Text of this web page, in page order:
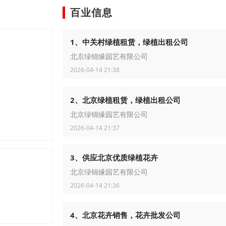
百业信息
1、中关村绿植租赁，绿植出租公司
北京绿锦缘园艺有限公司
2026-04-14 21:38
2、北京绿植租赁，绿植出租公司
北京绿锦缘园艺有限公司
2026-04-14 21:37
3、供应北京优质绿植花卉
北京绿锦缘园艺有限公司
2026-04-14 21:36
4、北京花卉销售，花卉批发公司